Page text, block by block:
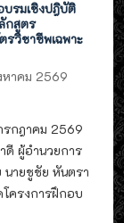
บรมเชิงปฎิบัติ
กสูตร
รวิชาชีพเฉพาะ
หาคม 2569
รกฎาคม 2569
ดี ผู้อำนวยการ
นายชูชัย หันตรา
โครงการฝึกอบ